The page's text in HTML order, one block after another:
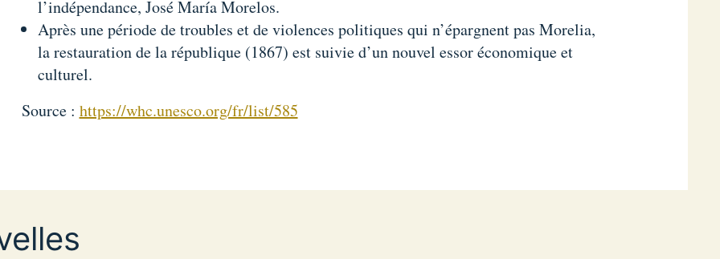
l’indépendance, José María Morelos.
Après une période de troubles et de violences politiques qui n’épargnent pas Morelia,
la restauration de la république (1867) est suivie d’un nouvel essor économique et
culturel.
Source : https://whc.unesco.org/fr/list/585